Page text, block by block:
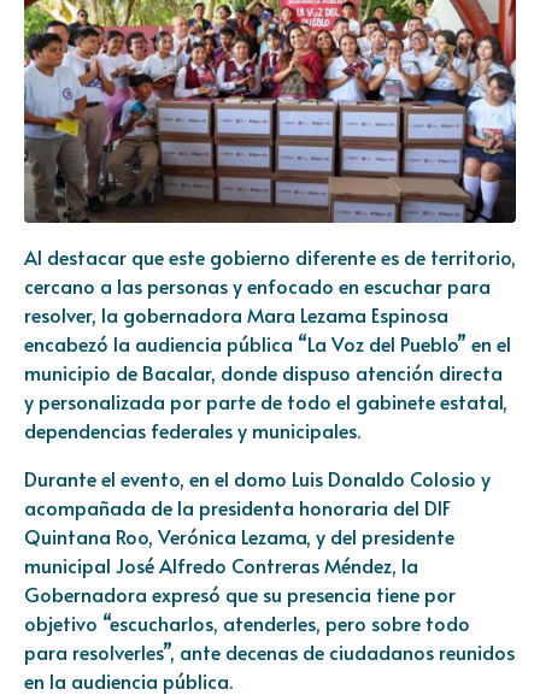
Al destacar que este gobierno diferente es de territorio,
cercano a las personas y enfocado en escuchar para
resolver, la gobernadora Mara Lezama Espinosa
encabezó la audiencia pública “La Voz del Pueblo” en el
municipio de Bacalar, donde dispuso atención directa
y personalizada por parte de todo el gabinete estatal,
dependencias federales y municipales.
Durante el evento, en el domo Luis Donaldo Colosio y
acompañada de la presidenta honoraria del DIF
Quintana Roo, Verónica Lezama, y del presidente
municipal José Alfredo Contreras Méndez, la
Gobernadora expresó que su presencia tiene por
objetivo “escucharlos, atenderles, pero sobre todo
para resolverles”, ante decenas de ciudadanos reunidos
en la audiencia pública.